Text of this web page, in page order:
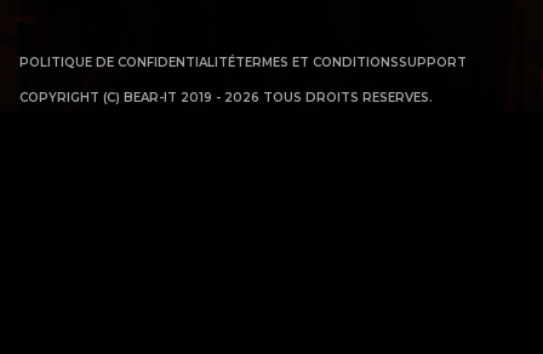
POLITIQUE DE CONFIDENTIALITÉTERMES ET CONDITIONSSUPPORT
COPYRIGHT (C) BEAR-IT 2019 - 2026 TOUS DROITS RESERVES.